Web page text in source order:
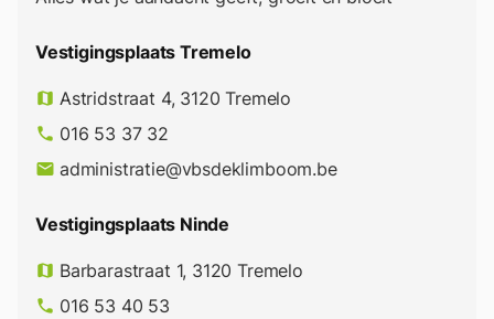
Vestigingsplaats Tremelo
map Astridstraat 4, 3120 Tremelo
phone 016 53 37 32
email administratie@vbsdeklimboom.be
Vestigingsplaats Ninde
map Barbarastraat 1, 3120 Tremelo
phone 016 53 40 53